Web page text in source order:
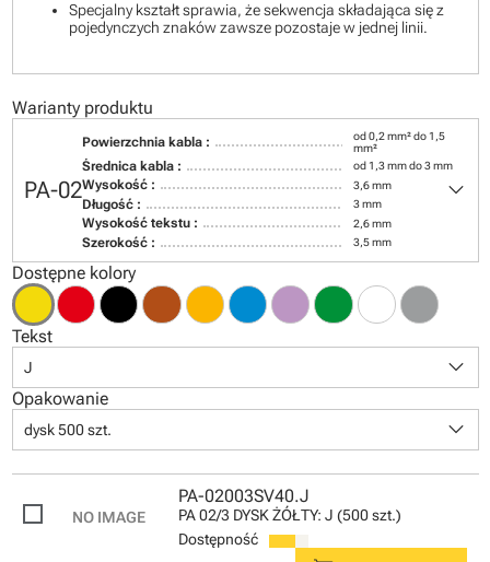
Specjalny kształt sprawia, że sekwencja składająca się z
pojedynczych znaków zawsze pozostaje w jednej linii.
Warianty produktu
PA-02
Powierzchnia kabla :
od 0,2 mm² do 1,5
mm²
Średnica kabla : od 1,3 mm do 3 mm
Wysokość : 3,6 mm
Długość : 3 mm
Wysokość tekstu : 2,6 mm
Szerokość : 3,5 mm
keyboard_arrow_down
Dostępne kolory
Tekst
J keyboard_arrow_down
Opakowanie
dysk 500 szt. keyboard_arrow_down
PA-02003SV40.J
PA 02/3 DYSK ŻÓŁTY: J (500 szt.)
Dostępność